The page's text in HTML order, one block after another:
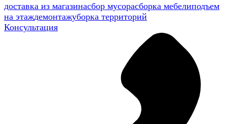
доставка из магазинасбор мусорасборка мебелиподъем
на этаждемонтажуборка территорий
Консультация